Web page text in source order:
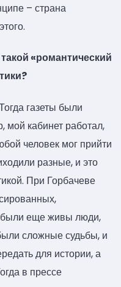
– страна
«романтический
газеты были
мой кабинет работал,
человек мог прийти
разные, и это
При Горбачеве
еще живы люди,
сложные судьбы, и
для истории, а
в прессе